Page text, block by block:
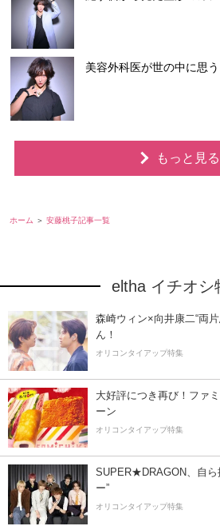
美容外科医が世の中に思う
もっと見る
ホーム 安藤桃子記事一覧
eltha イチオシ
森崎ウィン×向井康二“両
ん！
オリコンタイアップ特集
大好評につき再び！ファ
ーン
オリコンタイアップ特集
SUPER★DRAGON、自ら
ー”
オリコンタイアップ特集